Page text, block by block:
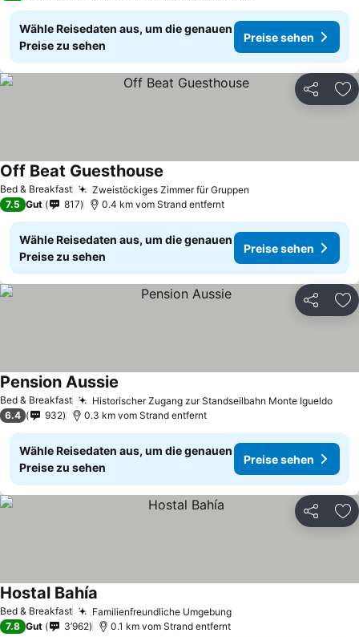
Wähle Reisedaten aus, um die genauen
Preise zu sehen
Preise sehen
Teilen
Bed & Breakfast Zweistöckiges Zimmer für Gruppen
Off Beat Guesthouse
7.5 Gut 817 0.4 km vom Strand entfernt
Wähle Reisedaten aus, um die genauen
Preise zu sehen
Preise sehen
Teilen
Bed & Breakfast Historischer Zugang zur Standseilbahn Monte Igueldo
Pension Aussie
6.4 932 0.3 km vom Strand entfernt
Wähle Reisedaten aus, um die genauen
Preise zu sehen
Preise sehen
Teilen
Bed & Breakfast Familienfreundliche UmgebungPreise sehen
Hostal Bahía
7.8 Gut 3’962 0.1 km vom Strand entfernt